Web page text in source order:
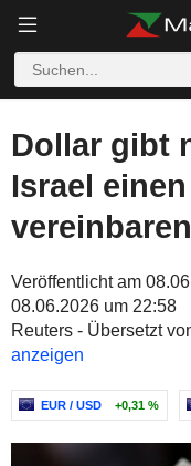
Dollar gibt
Israel
vereinbaren
Veröffentlicht am
08.06.2026 um 22:58
Reuters - Übersetzt
anzeigen
EUR / USD +0,31 %